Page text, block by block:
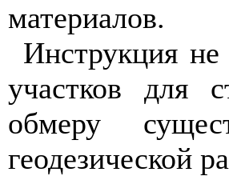
материалов.
Инструкция
участков для
обмеру сущес
геодезической